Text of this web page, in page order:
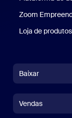
Zoom
Loja de
Baixar
Aplicativo
Vendas